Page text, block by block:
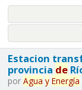
Estacion
provincia de
por Agua y Energía